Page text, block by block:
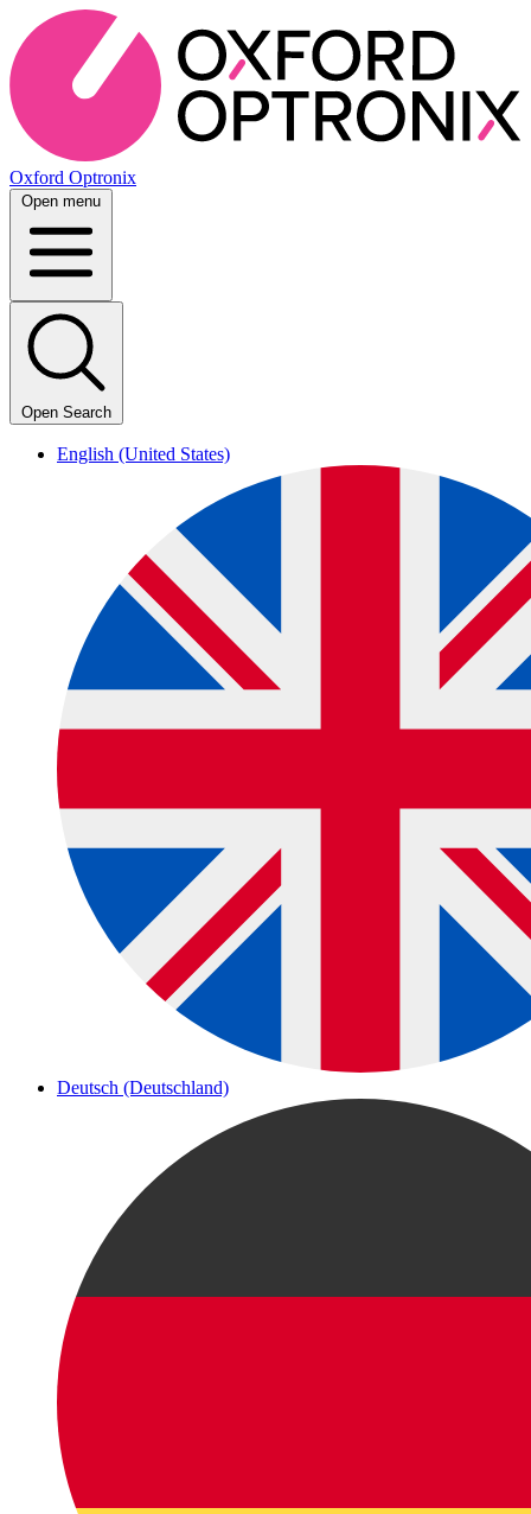
Oxford Optronix
Open menu
Open Search
English (United States)
Deutsch (Deutschland)